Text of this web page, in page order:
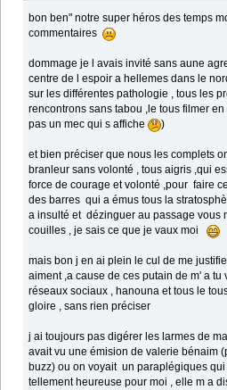
bon ben" notre super héros des temps
commentaires
dommage je l avais invité sans aune
centre de l espoir a hellemes dans le
sur les différentes pathologie , tous les
rencontrons sans tabou ,le tous filmer
pas un mec qui s affiche
)
et bien préciser que nous les complets
branleur sans volonté , tous aigris ,qui
force de courage et volonté ,pour faire
des barres qui a émus tous la
a insulté et dézinguer au passage vous
couilles , je sais ce que je vaux moi
mais bon j en ai plein le cul de me
aiment ,a cause de ces putain de m' a tu
réseaux sociaux , hanouna et tous le
gloire , sans rien préciser
j ai toujours pas digérer les larmes de
avait vu une émision de valerie bénaim
buzz) ou on voyait un paraplégiques
tellement heureuse pour moi , elle m a